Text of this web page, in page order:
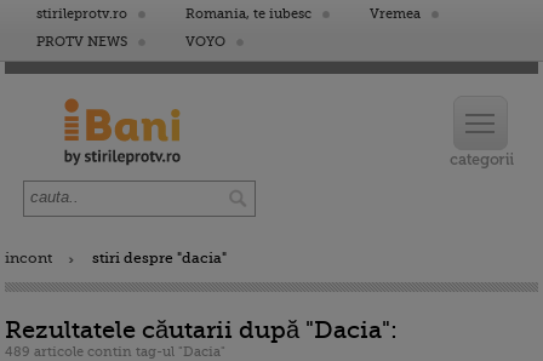
stirileprotv.ro Romania, te iubesc
Vremea
PROTV NEWS
VOYO
incont stiri despre "dacia"
Rezultatele căutarii după "Dacia":
489 articole contin tag-ul "Dacia"